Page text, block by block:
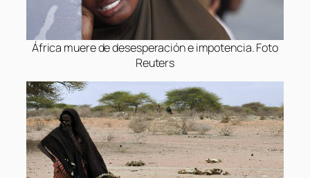
África muere de desesperación e impotencia. Foto
Reuters